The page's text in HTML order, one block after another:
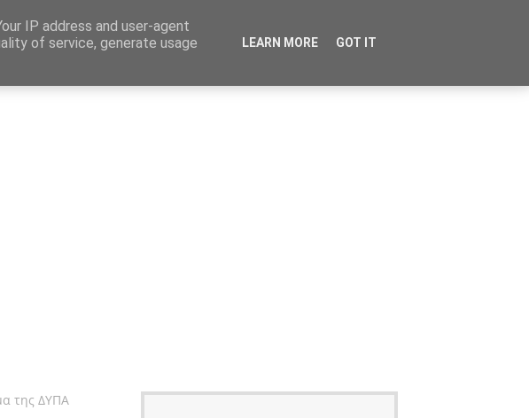
της ΔΥΠΑ
IP address and user-agent
of service, generate usage
LEARN MORE GOT IT